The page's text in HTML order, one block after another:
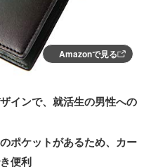
Amazonで見る
インで、就活生の男性への
ポケットがあるため、カー
便利